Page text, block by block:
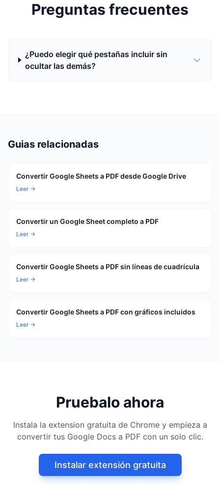
Preguntas frecuentes
¿Puedo elegir qué pestañas incluir sin
ocultar las demás?
Guias relacionadas
Convertir Google Sheets a PDF desde Google Drive
Leer →
Convertir un Google Sheet completo a PDF
Leer →
Convertir Google Sheets a PDF sin líneas de cuadrícula
Leer →
Convertir Google Sheets a PDF con gráficos incluidos
Leer →
Pruebalo ahora
Instala la extension gratuita de Chrome y empieza a
convertir tus Google Docs a PDF con un solo clic.
Instalar extensión gratuita